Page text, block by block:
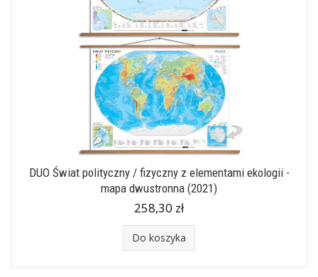
DUO Świat polityczny / fizyczny z elementami ekologii -
mapa dwustronna (2021)
258,30 zł
Do koszyka